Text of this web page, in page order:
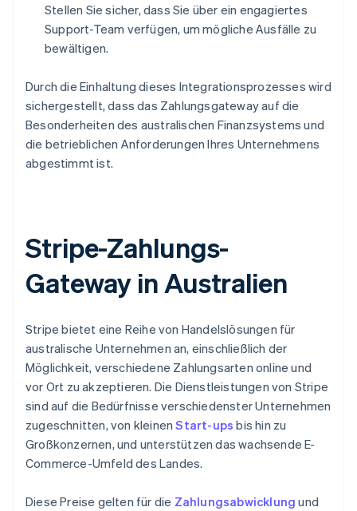
Stellen Sie sicher, dass Sie über ein engagiertes
Support-Team verfügen, um mögliche Ausfälle zu
bewältigen.
Durch die Einhaltung dieses Integrationsprozesses wird
sichergestellt, dass das Zahlungsgateway auf die
Besonderheiten des australischen Finanzsystems und
die betrieblichen Anforderungen Ihres Unternehmens
abgestimmt ist.
Stripe-Zahlungs-
Gateway in Australien
Stripe bietet eine Reihe von Handelslösungen für
australische Unternehmen an, einschließlich der
Möglichkeit, verschiedene Zahlungsarten online und
vor Ort zu akzeptieren. Die Dienstleistungen von Stripe
sind auf die Bedürfnisse verschiedenster Unternehmen
zugeschnitten, von kleinenStart-ups bis hin zu
Großkonzernen, und unterstützen das wachsende E-
Commerce-Umfeld des Landes.
Diese Preise gelten für die Zahlungsabwicklung und